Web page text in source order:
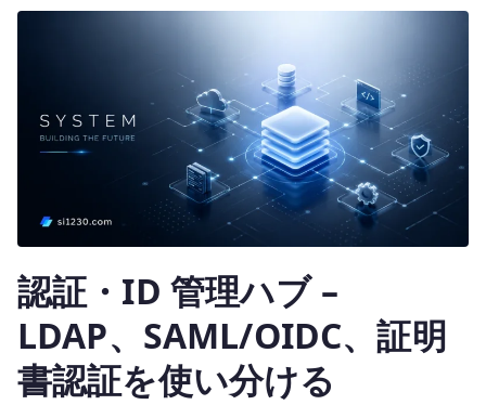
認証・ID 管理ハブ –
LDAP、SAML/OIDC、証明
書認証を使い分ける